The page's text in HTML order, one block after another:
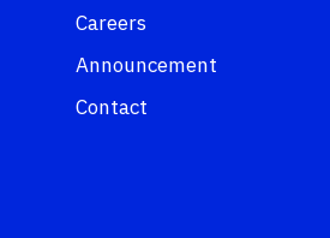
Careers
Announcement
Contact